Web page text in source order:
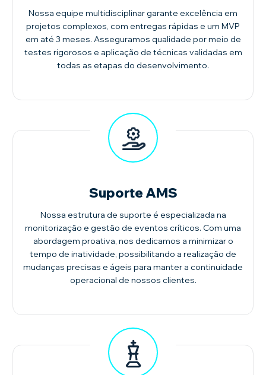
Nossa equipe multidisciplinar garante excelência em
projetos complexos, com entregas rápidas e um MVP
em até 3 meses. Asseguramos qualidade por meio de
testes rigorosos e aplicação de técnicas validadas em
todas as etapas do desenvolvimento.
Suporte AMS
Nossa estrutura de suporte é especializada na
monitorização e gestão de eventos críticos. Com uma
abordagem proativa, nos dedicamos a minimizar o
tempo de inatividade, possibilitando a realização de
mudanças precisas e ágeis para manter a continuidade
operacional de nossos clientes.